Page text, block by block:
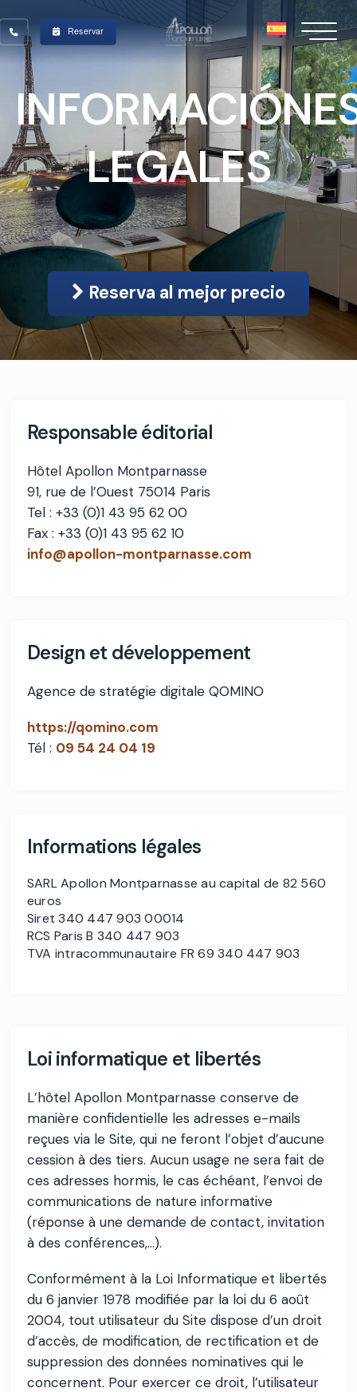
Reservar
LEGALES
Reserva al mejor precio
Responsable éditorial
Hôtel Apollon Montparnasse
91, rue de l’Ouest 75014 Paris
Tel : +33 (0)1 43 95 62 00
Fax : +33 (0)1 43 95 62 10
info@apollon-montparnasse.com
Design et développement
Agence de stratégie digitale QOMINO
https://qomino.com
Tél : 09 54 24 04 19
Informations légales
SARL Apollon Montparnasse au capital de 82 560
euros
Siret 340 447 903 00014
RCS Paris B 340 447 903
TVA intracommunautaire FR 69 340 447 903
Loi informatique et libertés
L’hôtel Apollon Montparnasse conserve de
manière confidentielle les adresses e-mails
reçues via le Site, qui ne feront l’objet d’aucune
cession à des tiers. Aucun usage ne sera fait de
ces adresses hormis, le cas échéant, l’envoi de
communications de nature informative
(réponse à une demande de contact, invitation
à des conférences,…).
Conformément à la Loi Informatique et libertés
du 6 janvier 1978 modifiée par la loi du 6 août
2004, tout utilisateur du Site dispose d’un droit
d’accès, de modification, de rectification et de
suppression des données nominatives qui le
concernent. Pour exercer ce droit, l’utilisateur